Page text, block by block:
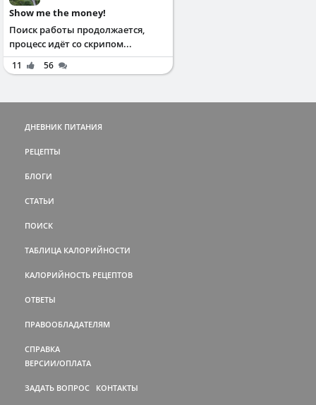
Show me the money!
Поиск работы продолжается,
процесс идёт со скрипом...
11 56
ДНЕВНИК ПИТАНИЯ
РЕЦЕПТЫ
БЛОГИ
СТАТЬИ
ПОИСК
ТАБЛИЦА КАЛОРИЙНОСТИ
КАЛОРИЙНОСТЬ РЕЦЕПТОВ
ОТВЕТЫ
ПРАВООБЛАДАТЕЛЯМ
СПРАВКА
ВЕРСИИ/ОПЛАТА
ЗАДАТЬ ВОПРОС КОНТАКТЫ